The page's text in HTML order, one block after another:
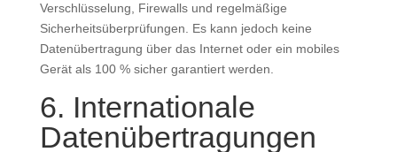
Verschlüsselung, Firewalls und regelmäßige
Sicherheitsüberprüfungen. Es kann jedoch keine
Datenübertragung über das Internet oder ein mobiles
Gerät als 100 % sicher garantiert werden.
6. Internationale
Datenübertragungen